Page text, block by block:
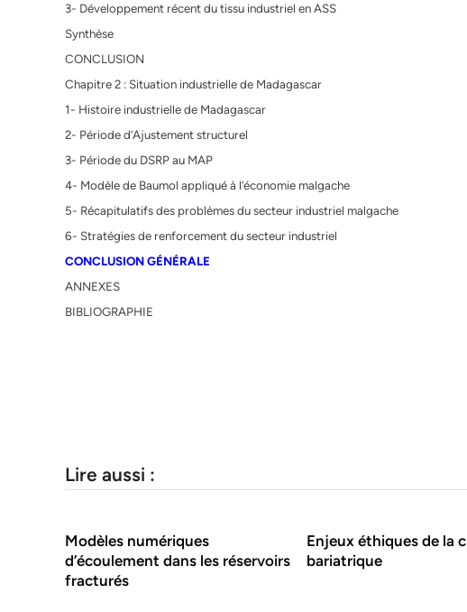
3- Développement récent du tissu industriel en ASS
Synthèse
CONCLUSION
Chapitre 2 : Situation industrielle de Madagascar
1- Histoire industrielle de Madagascar
2- Période d’Ajustement structurel
3- Période du DSRP au MAP
4- Modèle de Baumol appliqué à l’économie malgache
5- Récapitulatifs des problèmes du secteur industriel malgache
6- Stratégies de renforcement du secteur industriel
CONCLUSION GÉNÉRALE
ANNEXES
BIBLIOGRAPHIE
Lire aussi :
Modèles numériques
d’écoulement dans les réservoirs
fracturés
Enjeux éthiques de la
bariatrique